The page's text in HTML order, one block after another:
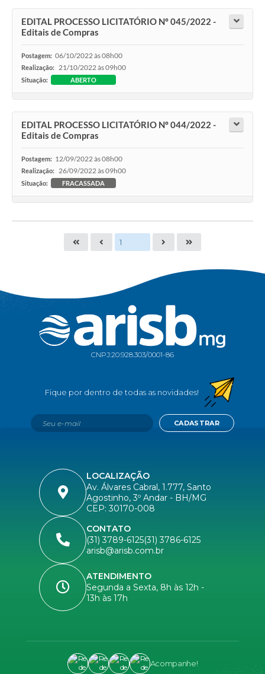
EDITAL PROCESSO LICITATÓRIO Nº 045/2022 -
Editais de Compras
Postagem: 06/10/2022 às 08h00
Realização: 21/10/2022 às 09h00
Situação: ABERTO
EDITAL PROCESSO LICITATÓRIO Nº 044/2022 -
Editais de Compras
Postagem: 12/09/2022 às 08h00
Realização: 26/09/2022 às 09h00
Situação: FRACASSADA
CNPJ:20.928.303/0001-86
LOCALIZAÇÃO
Av. Álvares Cabral, 1.777, Santo
Agostinho, 3º Andar - BH/MG
CEP: 30170-008
CONTATO
(31) 3789-6125(31) 3786-6125
arisb@arisb.com.br
ATENDIMENTO
Segunda a Sexta, 8h às 12h -
13h às 17h
CADASTRAR
Acompanhe!